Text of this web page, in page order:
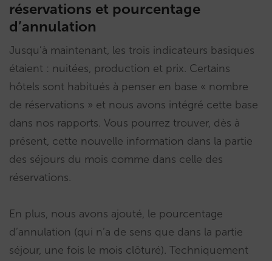
réservations et pourcentage
d’annulation
Jusqu’à maintenant, les trois indicateurs basiques
étaient : nuitées, production et prix. Certains
hôtels sont habitués à penser en base « nombre
de réservations » et nous avons intégré cette base
dans nos rapports. Vous pourrez trouver, dès à
présent, cette nouvelle information dans la partie
des séjours du mois comme dans celle des
réservations.
En plus, nous avons ajouté, le pourcentage
d’annulation (qui n’a de sens que dans la partie
séjour, une fois le mois clôturé). Techniquement